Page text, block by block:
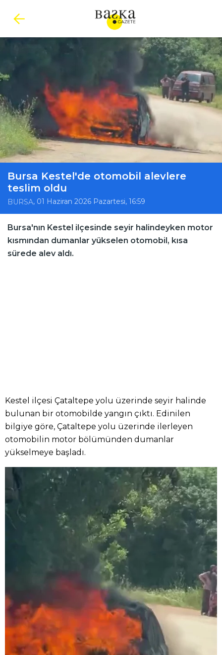
Bursa Kestel'de otomobil alevlere
teslim oldu
BURSA, 01 Haziran 2026 Pazartesi, 16:59
Bursa'nın Kestel ilçesinde seyir halindeyken motor
kısmından dumanlar yükselen otomobil, kısa
sürede alev aldı.
Kestel ilçesi Çataltepe yolu üzerinde seyir halinde
bulunan bir otomobilde yangın çıktı. Edinilen
bilgiye göre, Çataltepe yolu üzerinde ilerleyen
otomobilin motor bölümünden dumanlar
yükselmeye başladı.